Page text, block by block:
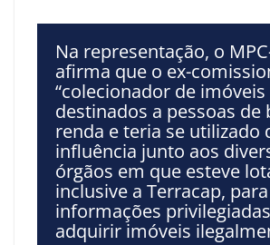
Na representação, o
afirma que o ex-
“colecionador de imóveis
destinados a pessoas de
renda e teria se utilizado
influência junto aos
órgãos em que esteve
inclusive a Terracap,
informações
adquirir imóveis